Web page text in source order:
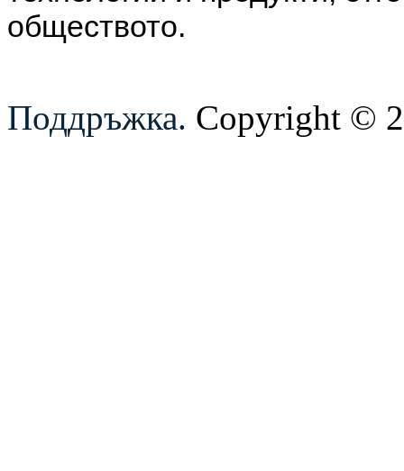
обществото.
Поддръжка. Copyright ©